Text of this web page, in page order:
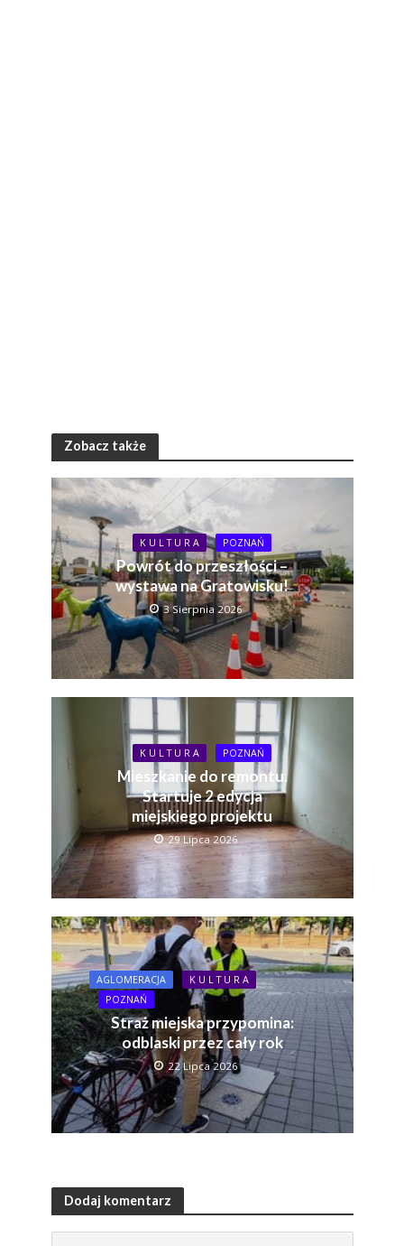
Zobacz także
K U L T U R A POZNAŃ
Powrót do przeszłości –
wystawa na Gratowisku!
3 Sierpnia 2026
K U L T U R A POZNAŃ
Mieszkanie do remontu.
Startuje 2 edycja
miejskiego projektu
29 Lipca 2026
AGLOMERACJA
K U L T U R A
POZNAŃ
Straż miejska przypomina:
odblaski przez cały rok
22 Lipca 2026
Dodaj komentarz